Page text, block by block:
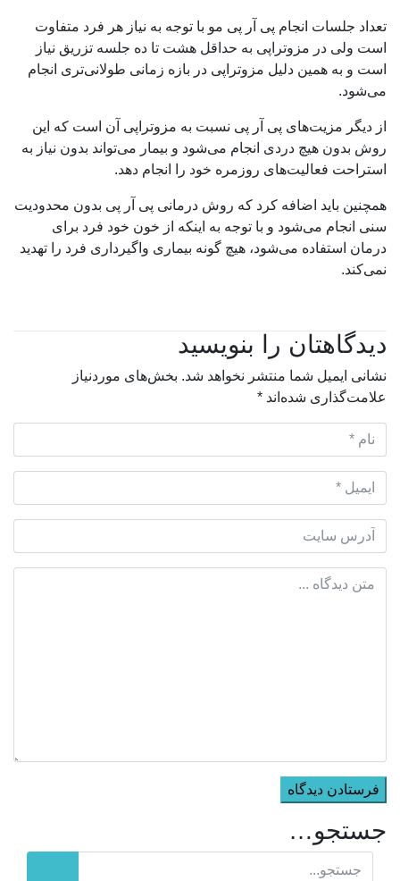
تعداد جلسات انجام پی آر پی مو با توجه به نیاز هر فرد متفاوت
است ولی در مزوتراپی به حداقل هشت تا ده جلسه تزریق نیاز
است و به همین دلیل مزوتراپی در بازه زمانی طولانی‌تری انجام
می‌شود.
از دیگر مزیت‌های پی آر پی نسبت به مزوتراپی آن است که این
روش بدون هیچ دردی انجام می‌شود و بیمار می‌تواند بدون نیاز به
استراحت فعالیت‌های روزمره خود را انجام دهد.
همچنین باید اضافه کرد که روش درمانی پی آر پی بدون محدودیت
سنی انجام می‌شود و با توجه به اینکه از خون خود فرد برای
درمان استفاده می‌شود، هیچ گونه بیماری واگیرداری فرد را تهدید
نمی‌کند.
دیدگاهتان را بنویسید
نشانی ایمیل شما منتشر نخواهد شد. بخش‌های موردنیاز
علامت‌گذاری شده‌اند *
جستجو…